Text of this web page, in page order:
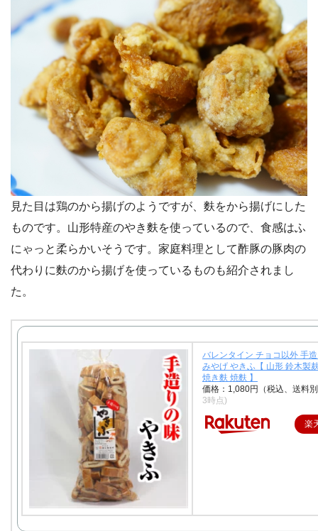
見た目は鶏のから揚げのようですが、麩をから揚げにした
ものです。山形特産のやき麩を使っているので、食感はふ
にゃっと柔らかいそうです。家庭料理として酢豚の豚肉の
代わりに麩のから揚げを使っているものも紹介されまし
た。
バレンタイン チョコ以外 手
みやげ やきふ【 山形 鈴木製
焼き麩 焼麩 】
価格：1,080円（税込、送料
3時点)
楽